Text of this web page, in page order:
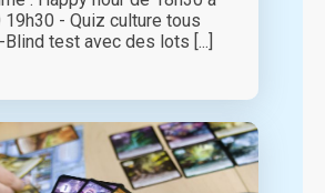
19h30 - Quiz culture tous
Blind test avec des lots [...]